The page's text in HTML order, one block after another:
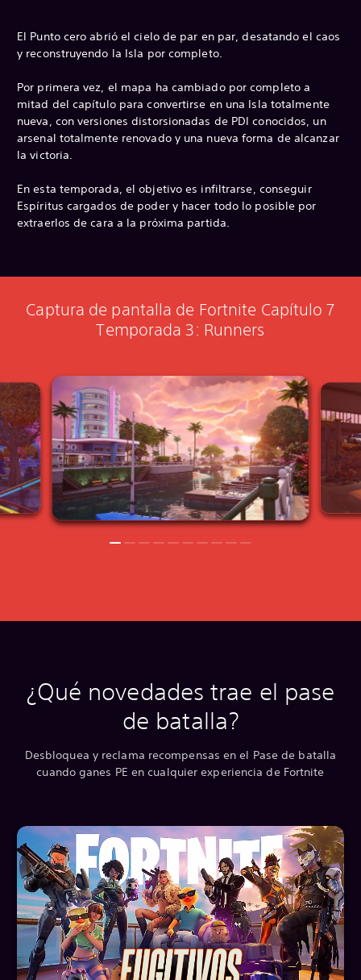
El Punto cero abrió el cielo de par en par, desatando el caos
y reconstruyendo la Isla por completo.
Por primera vez, el mapa ha cambiado por completo a
mitad del capítulo para convertirse en una Isla totalmente
nueva, con versiones distorsionadas de PDI conocidos, un
arsenal totalmente renovado y una nueva forma de alcanzar
la victoria.
En esta temporada, el objetivo es infiltrarse, conseguir
Espíritus cargados de poder y hacer todo lo posible por
extraerlos de cara a la próxima partida.
Captura de pantalla de Fortnite Capítulo 7
Temporada 3: Runners
¿Qué novedades trae el pase
de batalla?
Desbloquea y reclama recompensas en el Pase de batalla
cuando ganes PE en cualquier experiencia de Fortnite